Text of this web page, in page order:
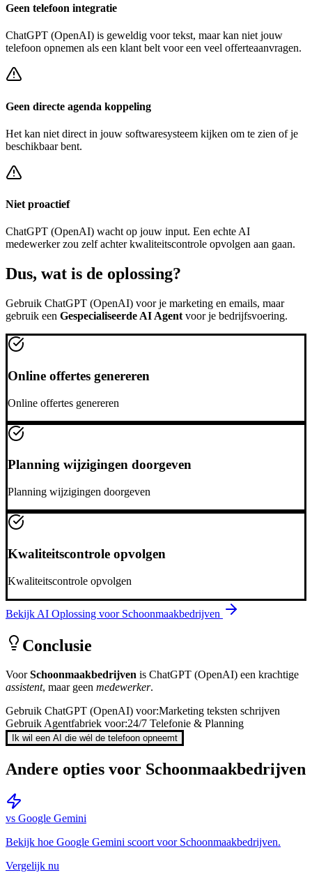
Geen telefoon integratie
ChatGPT (OpenAI) is geweldig voor tekst, maar kan niet jouw
telefoon opnemen als een klant belt voor een veel offerteaanvragen.
Geen directe agenda koppeling
Het kan niet direct in jouw softwaresysteem kijken om te zien of je
beschikbaar bent.
Niet proactief
ChatGPT (OpenAI) wacht op jouw input. Een echte AI
medewerker zou zelf achterkwaliteitscontrole opvolgen aan gaan.
Dus, wat is de oplossing?
Gebruik ChatGPT (OpenAI) voor je marketing en emails, maar
gebruik een Gespecialiseerde AI Agent voor je bedrijfsvoering.
Online offertes genereren
Online offertes genereren
Planning wijzigingen doorgeven
Planning wijzigingen doorgeven
Kwaliteitscontrole opvolgen
Kwaliteitscontrole opvolgen
Bekijk AI Oplossing voor Schoonmaakbedrijven
Conclusie
VoorSchoonmaakbedrijven is ChatGPT (OpenAI) een krachtige
assistent, maar geen medewerker.
Gebruik ChatGPT (OpenAI) voor:Marketing teksten schrijven
Gebruik Agentfabriek voor:24/7 Telefonie & Planning
Ik wil een AI die wél de telefoon opneemt
Andere opties voor Schoonmaakbedrijven
vs Google Gemini
Bekijk hoe Google Gemini scoort voor Schoonmaakbedrijven.
Vergelijk nu